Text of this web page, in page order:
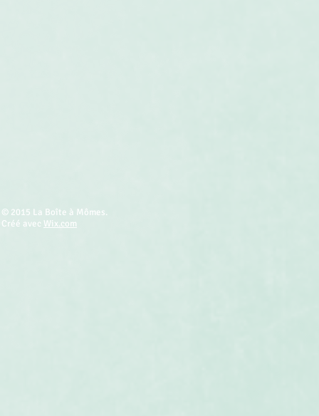
© 2015 La Boîte à Mômes.
Créé avec Wix.com